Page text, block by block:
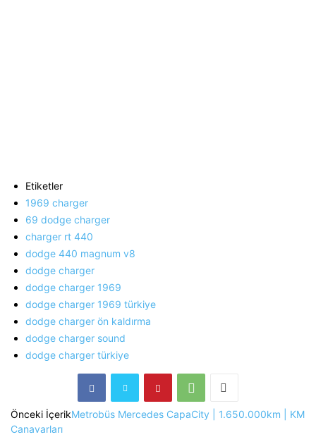
Etiketler
1969 charger
69 dodge charger
charger rt 440
dodge 440 magnum v8
dodge charger
dodge charger 1969
dodge charger 1969 türkiye
dodge charger ön kaldırma
dodge charger sound
dodge charger türkiye
Önceki İçerikMetrobüs Mercedes CapaCity | 1.650.000km | KM
Canavarları